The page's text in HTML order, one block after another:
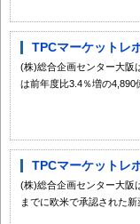
TPCマーケット
(株)総合企画センター大阪
は前年度比3.4％増の4,890
TPCマーケットレ
(株)総合企画センター大阪
までに欧米で承認された